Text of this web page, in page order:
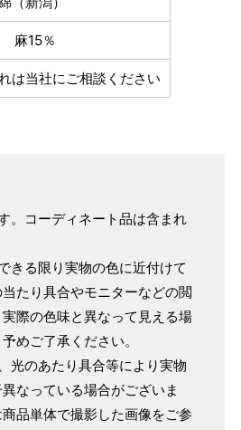
社規定のS～LLサイズより、身長・
をお選びいただく）
（お客様の希望サイズでお仕立て）
麻15％
は当社にご相談ください
。コーディネート品は含まれ
きる限り実物の色に近付けて
たり具合やモニターなどの閲
際の色味と異なって見える場
めご了承ください。
光のあたり具合等により実物
なっている場合がございま
品単体で撮影した画像をご参